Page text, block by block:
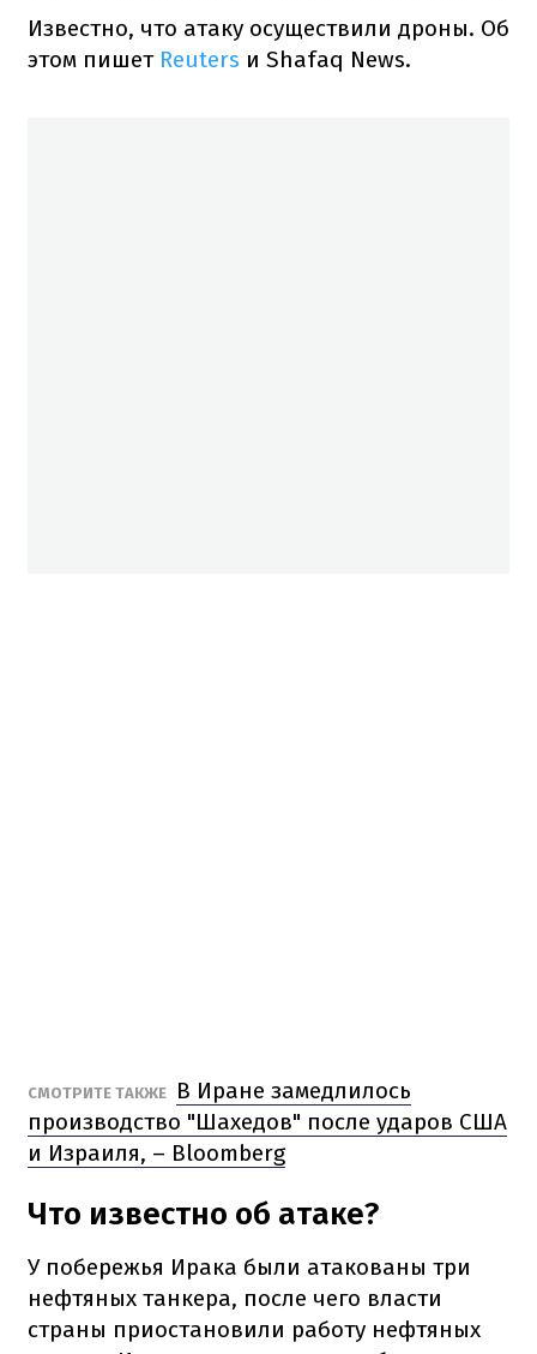
Известно, что атаку осуществили дроны. Об
этом пишет Reuters и Shafaq News.
СМОТРИТЕ ТАКЖЕ
В Иране замедлилось
производство "Шахедов" после ударов США
и Израиля, – Bloomberg
Что известно об атаке?
У побережья Ирака были атакованы три
нефтяных танкера, после чего власти
страны приостановили работу нефтяных